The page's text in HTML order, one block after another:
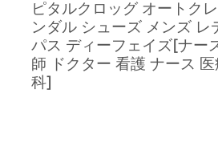
ピタルクロッグ オートク
ンダル シューズ メンズ レ
パス ディーフェイズ[ナー
師 ドクター 看護 ナース
科]